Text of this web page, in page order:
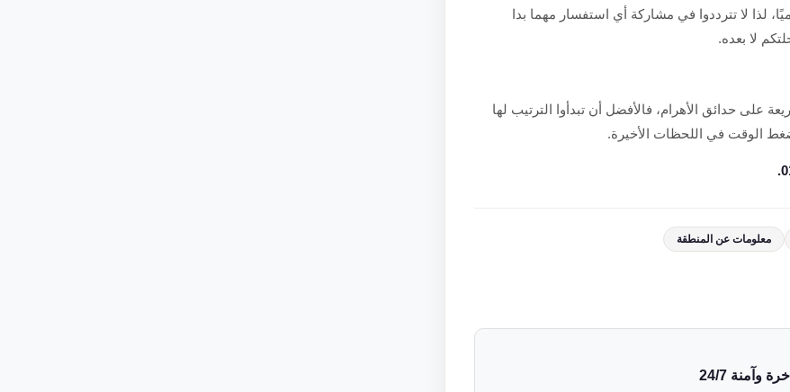
لذا لا تترددوا في مشاركة أي استفسار مهما بدا
لا بعده.
على حدائق الأهرام، فالأفضل أن تبدأوا الترتيب لها
الوقت في اللحظات الأخيرة.
معلومات عن المنطقة
24/7